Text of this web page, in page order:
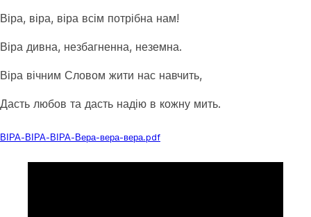
Віра, віра, віра всім потрібна нам!
Віра дивна, незбагненна, неземна.
Віра вічним Словом жити нас навчить,
Дасть любов та дасть надію в кожну мить.
ВІРА-ВІРА-ВІРА-Вера-вера-вера.pdf